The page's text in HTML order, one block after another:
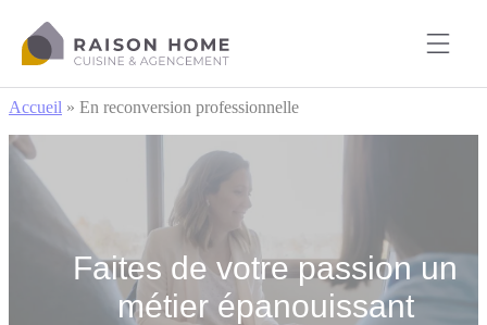
Accueil » En reconversion professionnelle
Faites de votre passion un
métier épanouissant